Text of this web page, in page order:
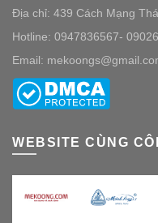
Địa chỉ: 439 Cách Mạng
Hotline: 0947836567-
Email:
WEBSITE CÙNG